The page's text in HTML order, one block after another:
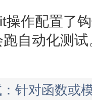
操作配置了
自动化测试
针对函数或